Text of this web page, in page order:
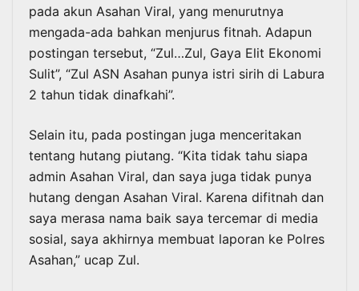
pada akun Asahan Viral, yang menurutnya
mengada-ada bahkan menjurus fitnah. Adapun
postingan tersebut, “Zul…Zul, Gaya Elit Ekonomi
Sulit”, “Zul ASN Asahan punya istri sirih di Labura
2 tahun tidak dinafkahi”.
Selain itu, pada postingan juga menceritakan
tentang hutang piutang. “Kita tidak tahu siapa
admin Asahan Viral, dan saya juga tidak punya
hutang dengan Asahan Viral. Karena difitnah dan
saya merasa nama baik saya tercemar di media
sosial, saya akhirnya membuat laporan ke Polres
Asahan,” ucap Zul.